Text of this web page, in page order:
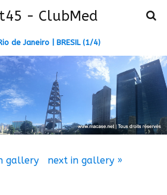
- ClubMed
de Janeiro | BRESIL (1/4)
gallery next in gallery »